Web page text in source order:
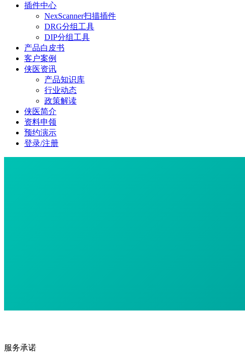
插件中心
NexScanner扫描插件
DRG分组工具
DIP分组工具
产品白皮书
客户案例
侠医资讯
产品知识库
行业动态
政策解读
侠医简介
资料申领
预约演示
登录/注册
服务承诺